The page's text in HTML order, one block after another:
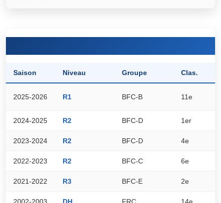
Saison Niveau Groupe Clas.
2025-2026 R1 BFC-B 11e
2024-2025 R2 BFC-D 1er
2023-2024 R2 BFC-D 4e
2022-2023 R2 BFC-C 6e
2021-2022 R3 BFC-E 2e